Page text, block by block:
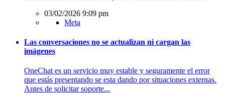
03/02/2026 9:09 pm
Meta
Las conversaciones no se actualizan ni cargan las
imágenes
OneChat es un servicio muy estable y seguramente el error
que estás presentando se esta dando por situaciones externas.
Antes de solicitar soporte...